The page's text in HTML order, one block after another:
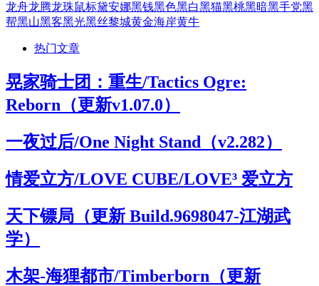
龙舟龙腾龙珠鼠标黛安娜黑钱黑色黑白黑猫黑桃黑暗黑手党黑
帮黑山黑客黑光黑丝黎城黄金海岸黄牛
热门文章
晃家骑士团：重生/Tactics Ogre:
Reborn（更新v1.07.0）
一夜过后/One Night Stand（v2.282）
情爱立方/LOVE CUBE/LOVE³ 爱立方
天下镖局（更新 Build.9698047-江湖武
学）
木架-海狸都市/Timberborn（更新